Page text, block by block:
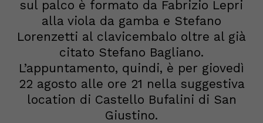
sul palco è formato da Fabrizio Lepri
alla viola da gamba e Stefano
Lorenzetti al clavicembalo oltre al già
citato Stefano Bagliano.
L’appuntamento, quindi, è per giovedì
22 agosto alle ore 21 nella suggestiva
location di Castello Bufalini di San
Giustino.